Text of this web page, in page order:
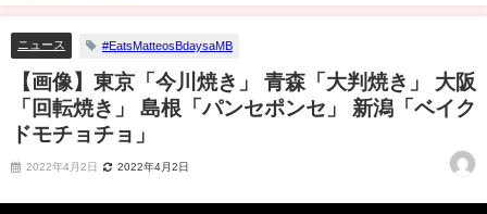
焼き」 島根「パンセポンセ」 新潟「ベイクドモチョチョ」
ニュース #EatsMatteosBdaysaMB
【画像】東京「今川焼き」 青森「大判焼き」 大阪
「回転焼き」 島根「パンセポンセ」 新潟「ベイク
ドモチョチョ」
2022年4月2日 2022年4月2日